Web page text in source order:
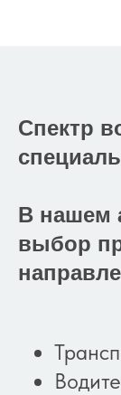
Спектр
В нашем
выбор